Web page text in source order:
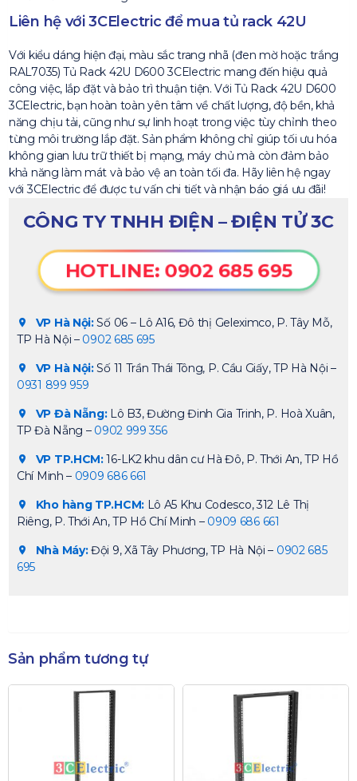
Liên hệ với 3CElectric để mua tủ rack 42U
Với kiểu dáng hiện đại, màu sắc trang nhã (đen mờ hoặc trắng
RAL7035) Tủ Rack 42U D600 3CElectric mang đến hiệu quả
công việc, lắp đặt và bảo trì thuận tiện. Với Tủ Rack 42U D600
3CElectric, bạn hoàn toàn yên tâm về chất lượng, độ bền, khả
năng chịu tải, cũng như sự linh hoạt trong việc tùy chỉnh theo
từng môi trường lắp đặt. Sản phẩm không chỉ giúp tối ưu hóa
không gian lưu trữ thiết bị mạng, máy chủ mà còn đảm bảo
khả năng làm mát và bảo vệ an toàn tối đa. Hãy liên hệ ngay
với 3CElectric để được tư vấn chi tiết và nhận báo giá ưu đãi!
CÔNG TY TNHH ĐIỆN – ĐIỆN TỬ 3C
HOTLINE: 0902 685 695
VP Hà Nội:Số 06 – Lô A16, Đô thị Geleximco, P. Tây Mỗ,
TP Hà Nội – 0902 685 695
VP Hà Nội:Số 11 Trần Thái Tông, P. Cầu Giấy, TP Hà Nội –
0931 899 959
VP Đà Nẵng:Lô B3, Đường Đinh Gia Trinh, P. Hoà Xuân,
TP Đà Nẵng – 0902 999 356
VP TP.HCM:16-LK2 khu dân cư Hà Đô, P. Thới An, TP Hồ
Chí Minh – 0909 686 661
Kho hàng TP.HCM:Lô A5 Khu Codesco, 312 Lê Thị
Riêng, P. Thới An, TP Hồ Chí Minh – 0909 686 661
Nhà Máy:Đội 9, Xã Tây Phương, TP Hà Nội – 0902 685
695
Sản phẩm tương tự